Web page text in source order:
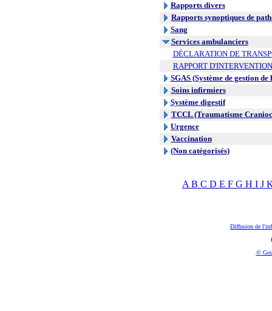
Rapports divers
Rapports synoptiques de
Sang
Services ambulanciers
DÉCLARATION DE
RAPPORT
SGAS (Système de gestion
Soins infirmiers
Système digestif
TCCL (Traumatisme
Urgence
Vaccination
(Non catégorisés)
A B C D E F G H I J
Diffusion de
©